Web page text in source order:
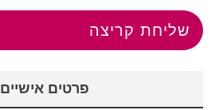
שליחת קריצה
פרטים אישיים